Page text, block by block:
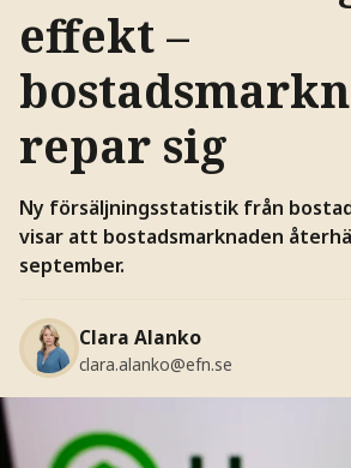
effekt –
repar sig
Ny försäljningsstatistik från
visar att bostadsmarknaden
september.
Clara Alanko
clara.alanko@efn.se